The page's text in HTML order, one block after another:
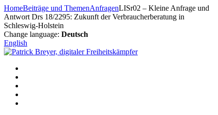
Zum
Inhalt
springen
HomeBeiträge und ThemenAnfragenLISr02 – Kleine Anfrage und
Antwort Drs 18/2295: Zukunft der Verbraucherberatung in
Schleswig-Holstein
Change language: Deutsch
English